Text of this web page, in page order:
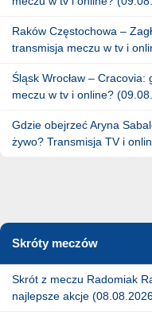
Raków Częstochowa –
transmisja meczu w tv i
Śląsk Wrocław –
meczu w tv i online?
Gdzie obejrzeć Aryna
żywo? Transmisja TV i
Skróty meczów
Skrót z meczu Radomiak
najlepsze akcje